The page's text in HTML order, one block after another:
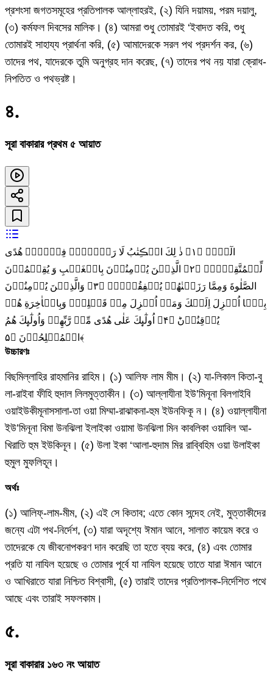
প্রশংসা জগতসমূহের প্রতিপালক আল্লাহরই, (২) যিনি দয়াময়, পরম দয়ালু,
(৩) কর্মফল দিবসের মালিক। (৪) আমরা শুধু তোমারই ‘ইবাদত করি, শুধু
তোমারই সাহায্য প্রার্থনা করি, (৫) আমাদেরকে সরল পথ প্রদর্শন কর, (৬)
তাদের পথ, যাদেরকে তুমি অনুগ্রহ দান করেছ, (৭) তাদের পথ নয় যারা ক্রোধ-
নিপতিত ও পথভ্রষ্ট।
৪.
সূরা বাকারার প্রথম ৫ আয়াত
الٓمّٓۚ‏ ﴿۱﴾ ذٰ لِكَ الۡڪِتٰبُ لَا رَيۡبَۛۚۖ فِيۡهِۛۚ هُدًى
لِّلۡمُتَّقِيۡنَۙ‏ ﴿۲﴾ الَّذِيۡنَ يُؤۡمِنُوۡنَ بِالۡغَيۡبِ وَ يُقِيۡمُوۡنَ
الصَّلٰوةَ وَمِمَّا رَزَقۡنٰهُمۡ يُنۡفِقُوۡنَۙ‏ ﴿۳﴾ وَالَّذِيۡنَ يُؤۡمِنُوۡنَ
بِمَۤا اُنۡزِلَ اِلَيۡكَ وَمَاۤ اُنۡزِلَ مِنۡ قَبۡلِكَۚ وَبِالۡاٰخِرَةِ هُمۡ
يُوۡقِنُوۡنَؕ‏ ﴿۴﴾ اُولٰٓٮِٕكَ عَلٰى هُدًى مِّنۡ رَّبِّهِمۡ‌ وَاُولٰٓٮِٕكَ هُمُ
الۡمُفۡلِحُوۡنَ‏ ﴿۵﴾
উচ্চারণঃ
বিছমিল্লাহির রাহমানির রাহিম। (১) আলিফ লাম মীম। (২) যা-লিকাল কিতা-বু
লা-রাইবা ফীহি হুদাল লিলমুত্তাকীন। (৩) আল্লাযীনা ইউ’মিনূনা বিলগাইবি
ওয়াইউকীমূনাসসালা-তা ওয়া মিম্মা-রাঝাকনা-হুম ইউনফিকূ ন। (৪) ওয়াল্লাযীনা
ইউ’মিনূনা বিমা উনঝিলা ইলাইকা ওয়ামা উনঝিলা মিন কাবলিকা ওয়াবিল আ-
খিরাতি হুম ইউকিনূন। (৫) উলা ইকা ‘আলা-হুদাম মির রাব্বিহিম ওয়া উলাইকা
হুমুল মুফলিহূন।
অর্থঃ
(১) আলিফ্-লাম-মীম, (২) এই সে কিতাব; এতে কোন সন্দেহ নেই, মুত্তাকীদের
জন্যে এটা পথ-নির্দেশ, (৩) যারা অদৃশ্যে ঈমান আনে, সালাত কায়েম করে ও
তাদেরকে যে জীবনোপকরণ দান করেছি তা হতে ব্যয় করে, (৪) এবং তোমার
প্রতি যা নাযিল হয়েছে ও তোমার পূর্বে যা নাযিল হয়েছে তাতে যারা ঈমান আনে
ও আখিরাতে যারা নিশ্চিত বিশ্বাসী, (৫) তারাই তাদের প্রতিপালক-নির্দেশিত পথে
আছে এবং তারাই সফলকাম।
৫.
সূরা বাকারার ১৬৩ নং আয়াত